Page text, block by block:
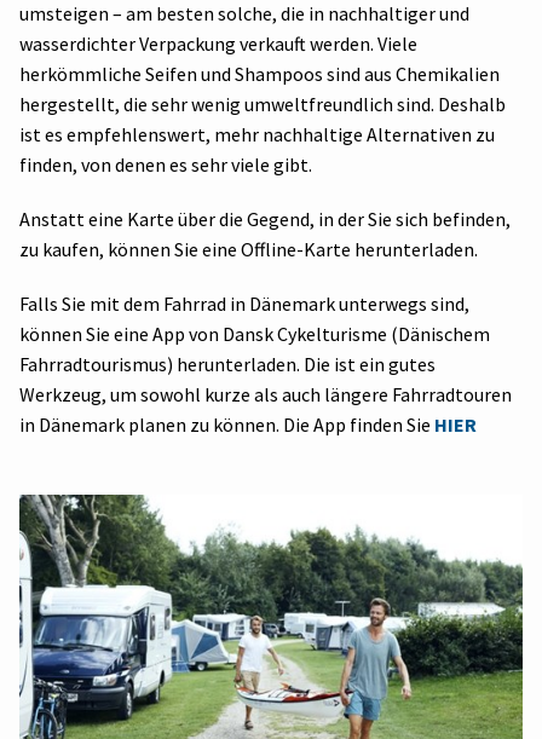
umsteigen – am besten solche, die in nachhaltiger und
wasserdichter Verpackung verkauft werden. Viele
herkömmliche Seifen und Shampoos sind aus Chemikalien
hergestellt, die sehr wenig umweltfreundlich sind. Deshalb
ist es empfehlenswert, mehr nachhaltige Alternativen zu
finden, von denen es sehr viele gibt.
Anstatt eine Karte über die Gegend, in der Sie sich befinden,
zu kaufen, können Sie eine Offline-Karte herunterladen.
Falls Sie mit dem Fahrrad in Dänemark unterwegs sind,
können Sie eine App von Dansk Cykelturisme (Dänischem
Fahrradtourismus) herunterladen. Die ist ein gutes
Werkzeug, um sowohl kurze als auch längere Fahrradtouren
in Dänemark planen zu können. Die App finden Sie HIER